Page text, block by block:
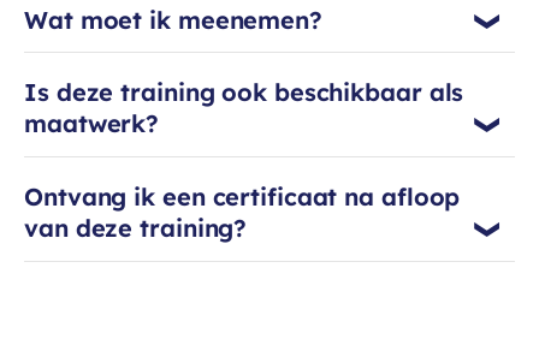
zijn ruime kennis in van Adobe-
pakketten, PowerPoint en moderne
AI-tools. Als ervaren docent deelt hij
deze praktijkkennis en creatieve
aanpak al jaren met enthousiasme
Wat moet ik meenemen?
Is deze training ook beschikbaar als
maatwerk?
Ontvang ik een certificaat na afloop
van deze training?